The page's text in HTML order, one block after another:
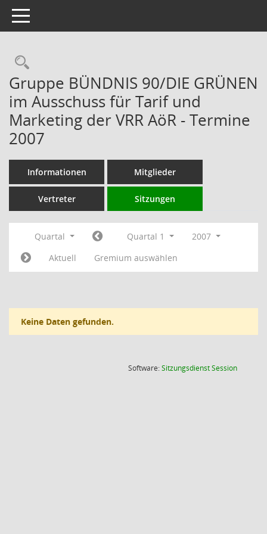
Toggle navigation
Rechercheauswahl
Gruppe BÜNDNIS 90/DIE GRÜNEN
im Ausschuss für Tarif und
Marketing der VRR AöR - Termine
2007
Informationen Mitglieder
Vertreter Sitzungen
Quartal Quartal 1
2007
Aktuell
Gremium auswählen
Keine Daten gefunden.
Software:SitzungsdienstSession(Wird in